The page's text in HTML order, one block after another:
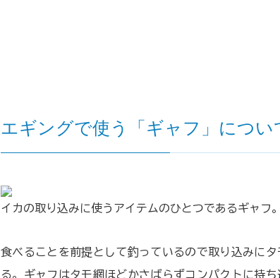
エギングで使う「ギャフ」につい
イカの取り込みに使うアイテムのひとつであるギャフ。
食べることを前提として釣っているので取り込みに
る。ギャフはタモ網ほどかさばらずコンパクトに持